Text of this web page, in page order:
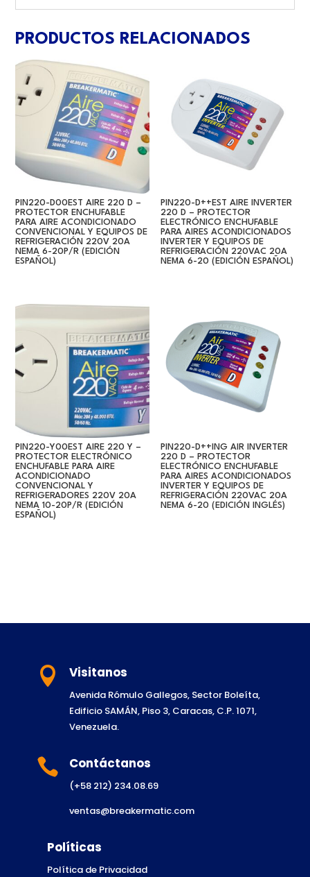
PRODUCTOS RELACIONADOS
PIN220-D00EST AIRE 220 D –
PROTECTOR ENCHUFABLE
PARA AIRE ACONDICIONADO
CONVENCIONAL Y EQUIPOS DE
REFRIGERACIÓN 220V 20A
NEMA 6-20P/R (EDICIÓN
ESPAÑOL)
PIN220-D++EST AIRE INVERTER
220 D – PROTECTOR
ELECTRÓNICO ENCHUFABLE
PARA AIRES ACONDICIONADOS
INVERTER Y EQUIPOS DE
REFRIGERACIÓN 220VAC 20A
NEMA 6-20 (EDICIÓN ESPAÑOL)
PIN220-Y00EST AIRE 220 Y –
PROTECTOR ELECTRÓNICO
ENCHUFABLE PARA AIRE
ACONDICIONADO
CONVENCIONAL Y
REFRIGERADORES 220V 20A
NEMA 10-20P/R (EDICIÓN
ESPAÑOL)
PIN220-D++ING AIR INVERTER
220 D – PROTECTOR
ELECTRÓNICO ENCHUFABLE
PARA AIRES ACONDICIONADOS
INVERTER Y EQUIPOS DE
REFRIGERACIÓN 220VAC 20A
NEMA 6-20 (EDICIÓN INGLÉS)
 Visitanos
Avenida Rómulo Gallegos, Sector Boleíta,
Edificio SAMÁN, Piso 3, Caracas, C.P. 1071,
Venezuela.
 Contáctanos
(+58 212) 234.08.69
ventas@breakermatic.com
Políticas
Política de Privacidad